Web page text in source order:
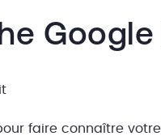
faire connaître